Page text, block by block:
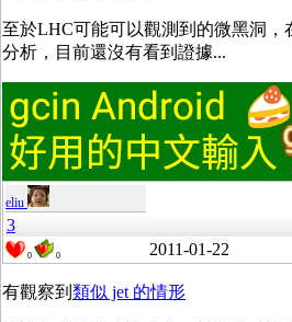
至於LHC可能可以觀測到的微黑洞，
分析，目前還沒有看到證據...
eliu
3
0 0 2011-01-22
有觀察到 類似 jet 的情形